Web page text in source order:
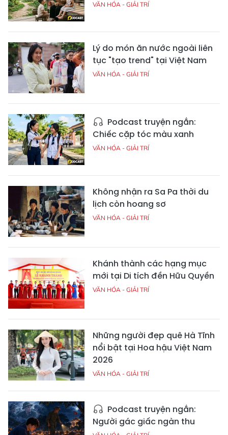
VĂN HÓA - GIẢI TRÍ
Lý do món ăn nước ngoài liên
tục "tạo trend" tại Việt Nam
VĂN HÓA - GIẢI TRÍ
Podcast truyện ngắn:
Chiếc cặp tóc màu xanh
VĂN HÓA - GIẢI TRÍ
Không nhận ra Sa Pa thời du
lịch còn hoang sơ
VĂN HÓA - GIẢI TRÍ
Khánh thành các hạng mục
mới tại Di tích đền Hữu Quyền
VĂN HÓA - GIẢI TRÍ
Những người đẹp quê Hà Tĩnh
nổi bật tại Hoa hậu Việt Nam
2026
VĂN HÓA - GIẢI TRÍ
Podcast truyện ngắn:
Người gác giấc ngàn thu